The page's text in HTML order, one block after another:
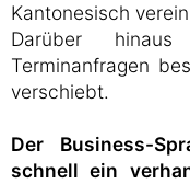
Kantonesisch
Darüber
Terminanfragen
verschiebt.
Der Business-
schnell ein